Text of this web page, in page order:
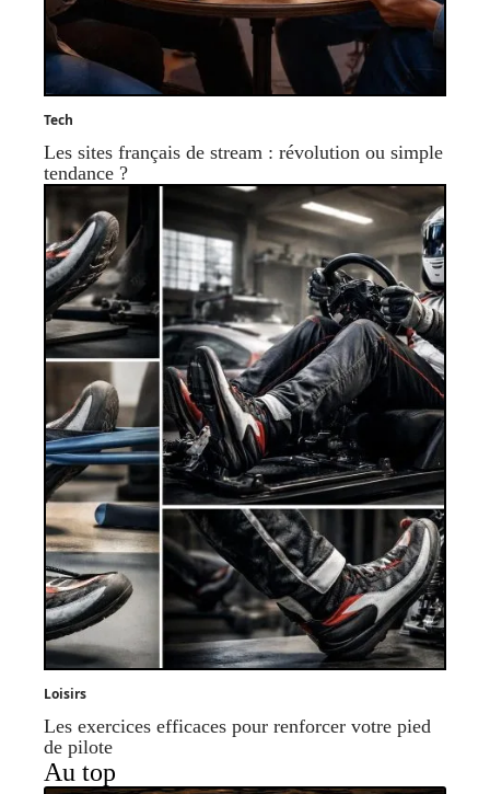
Tech
Les sites français de stream : révolution ou simple
tendance ?
Loisirs
Les exercices efficaces pour renforcer votre pied
de pilote
Au top